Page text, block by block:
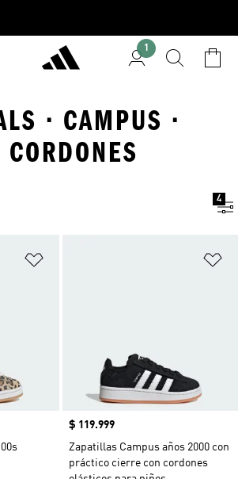
1
· CAMPUS ·
4
Precio
$ 119.999
Zapatillas Campus años 2000 con
práctico cierre con cordones